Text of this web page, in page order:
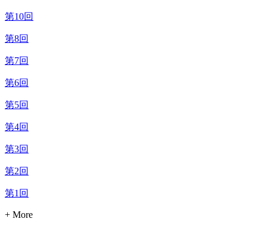
第10回
第8回
第7回
第6回
第5回
第4回
第3回
第2回
第1回
+ More